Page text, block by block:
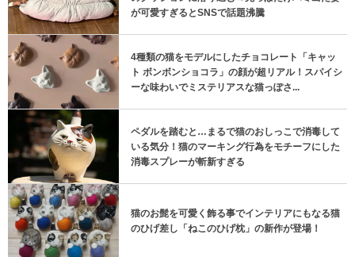
が可愛すぎるとSNSで話題沸騰
4種類の猫をモデルにしたチョコレート「キャッ
ト ボンボンショコラ」の顔が超リアル！スパイシ
ーな味わいでミステリアスな猫っぽさ...
ペダルを踏むと…まるで猫のおしっこで消毒して
いる気分！猫のマーキング行為をモチーフにした
消毒スプレーが斬新すぎる
猫のお髭を可愛く飾る事でインテリアにもなる猫
のひげ差し「ねこのひげ枕」の新作が登場！